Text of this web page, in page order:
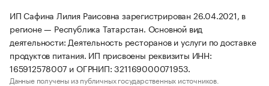
ИП Сафина Лилия Раисовна зарегистрирован 26.04.2021, в
регионе — Республика Татарстан. Основной вид
деятельности: Деятельность ресторанов и услуги по доставке
продуктов питания. ИП присвоены реквизиты ИНН:
165912578007 и ОГРНИП: 321169000071953.
Данные получены из публичных государственных источников.